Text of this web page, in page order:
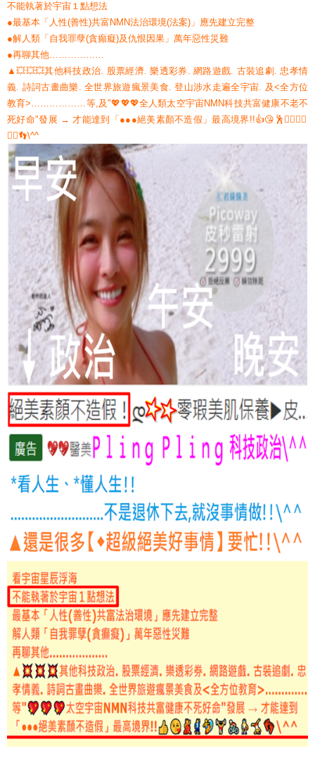
不能執著於宇宙１點想法
●最基本「人性(善性)共富NMN法治環境(法案)」應先建立完整
●解人類「自我罪孽(貪癲癡)及仇恨因果」萬年惡性災難
●再聊其他………………
▲💥💥💥其他科技政治. 股票經濟. 樂透彩券. 網路遊戲. 古裝追劇. 忠孝情
義. 詩詞古畫曲樂. 全世界旅遊瘋景美食. 登山涉水走遍全宇宙. 及<全方位
教育>………………等,及"💖💖💖全人類太空宇宙NMN科技共富健康不老不
死好命"發展 → 才能達到「●●●絕美素顏不造假」最高境界!!👍😘🕺🏋️‍♂️🚴‍♂️
🤸‍♀️👣\^^